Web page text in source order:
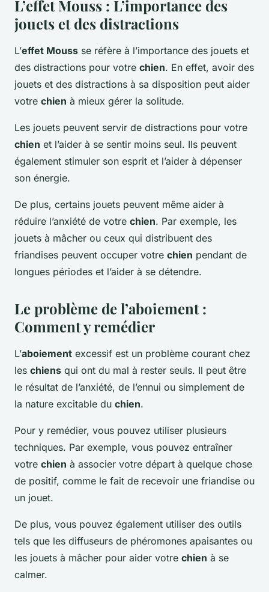
L’effet Mouss : L’importance des
jouets et des distractions
L’effet Mouss se réfère à l’importance des jouets et
des distractions pour votre chien. En effet, avoir des
jouets et des distractions à sa disposition peut aider
votre chien à mieux gérer la solitude.
Les jouets peuvent servir de distractions pour votre
chien et l’aider à se sentir moins seul. Ils peuvent
également stimuler son esprit et l’aider à dépenser
son énergie.
De plus, certains jouets peuvent même aider à
réduire l’anxiété de votre chien. Par exemple, les
jouets à mâcher ou ceux qui distribuent des
friandises peuvent occuper votre chien pendant de
longues périodes et l’aider à se détendre.
Le problème de l’aboiement :
Comment y remédier
L’aboiement excessif est un problème courant chez
les chiens qui ont du mal à rester seuls. Il peut être
le résultat de l’anxiété, de l’ennui ou simplement de
la nature excitable du chien.
Pour y remédier, vous pouvez utiliser plusieurs
techniques. Par exemple, vous pouvez entraîner
votre chien à associer votre départ à quelque chose
de positif, comme le fait de recevoir une friandise ou
un jouet.
De plus, vous pouvez également utiliser des outils
tels que les diffuseurs de phéromones apaisantes ou
les jouets à mâcher pour aider votre chien à se
calmer.